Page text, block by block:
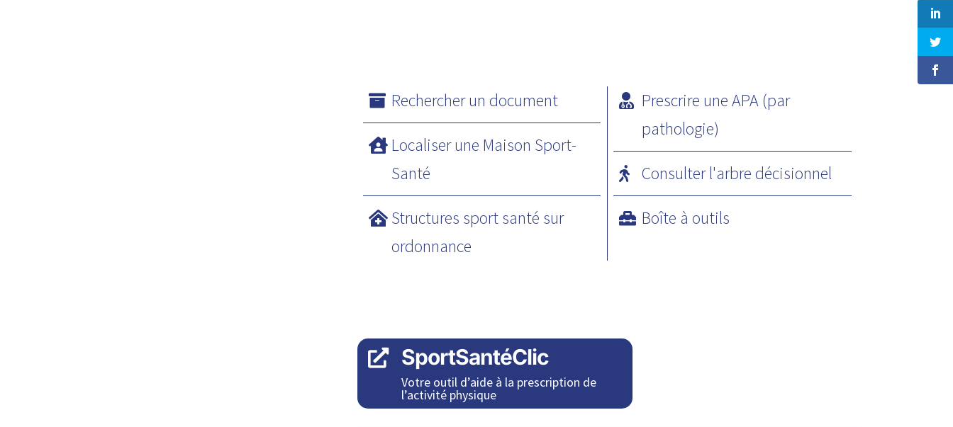
Rechercher un document
Localiser une Maison Sport-
Santé
Structures sport santé sur
ordonnance
Prescrire une APA (par
pathologie)
Consulter l'arbre décisionnel
Boîte à outils
 SportSantéClic
Votre outil d’aide à la prescription de
l’activité physique